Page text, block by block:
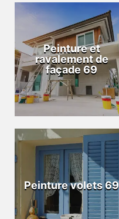
Peinture et
ravalement de
façade 69
Peinture volets 69